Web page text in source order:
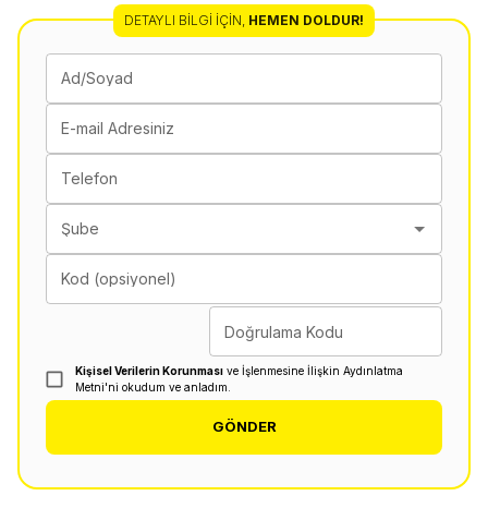
DETAYLI BILGI İÇIN HEMEN DOLDUR!
Ad/Soyad
E-mail Adresiniz
Telefon
Şube
Kod (opsiyonel)
Doğrulama Kodu
Kişisel Verilerin Korunması ve İşlenmesine İlişkin Aydınlatma
Metni'ni okudum ve anladım.
GÖNDER